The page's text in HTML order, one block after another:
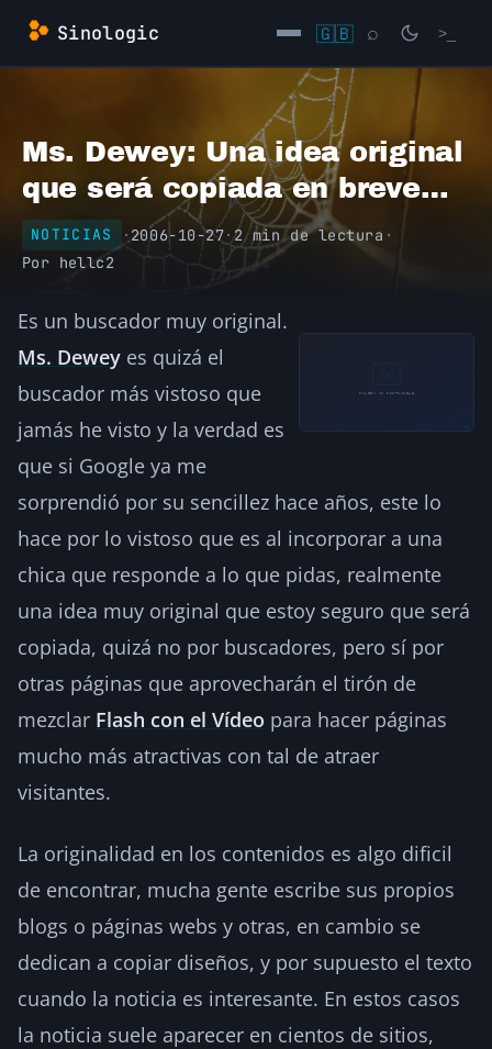
Saltar
contenido
Sinologic 🇬🇧 ⌕ >_
Ms. Dewey: Una idea original
que será copiada en breve…
NOTICIAS · 2006-10-27·2 min de lectura ·
Por hellc2
Es un buscador muy original.
Ms. Dewey es quizá el
buscador más vistoso que
jamás he visto y la verdad es
que si Google ya me
sorprendió por su sencillez hace años, este lo
hace por lo vistoso que es al incorporar a una
chica que responde a lo que pidas, realmente
una idea muy original que estoy seguro que será
copiada, quizá no por buscadores, pero sí por
otras páginas que aprovecharán el tirón de
mezclar Flash con el Vídeo para hacer páginas
mucho más atractivas con tal de atraer
visitantes.
La originalidad en los contenidos es algo dificil
de encontrar, mucha gente escribe sus propios
blogs o páginas webs y otras, en cambio se
dedican a copiar diseños, y por supuesto el texto
cuando la noticia es interesante. En estos casos
la noticia suele aparecer en cientos de sitios,